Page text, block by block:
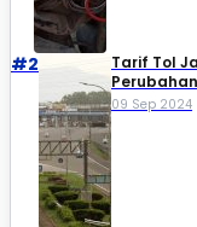
#2
Tarif Tol
09 Sep 2024